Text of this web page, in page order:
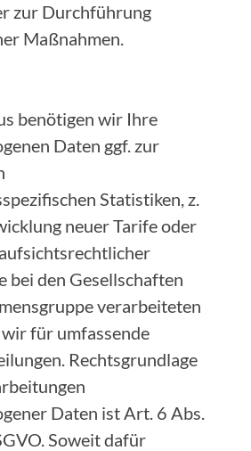
zur Durchführung
Maßnahmen.
benötigen wir Ihre
Daten ggf. zur
Statistiken, z.
neuer Tarife oder
bei den Gesellschaften
verarbeiteten
für umfassende
Rechtsgrundlage
Daten ist Art. 6 Abs.
Soweit dafür